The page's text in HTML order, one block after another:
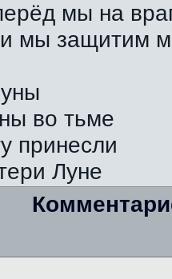
мы на
мы защитим
во тьме
принесли
Луне